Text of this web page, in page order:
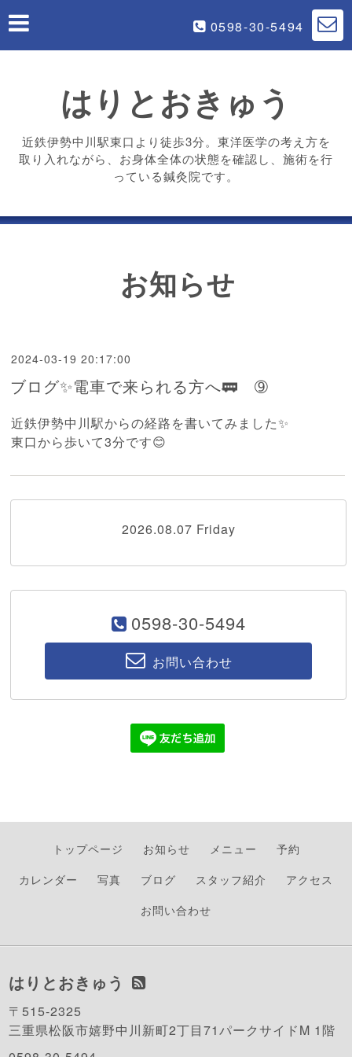
0598-30-5494
はりとおきゅう
近鉄伊勢中川駅東口より徒歩3分。東洋医学の考え方を
取り入れながら、お身体全体の状態を確認し、施術を行
っている鍼灸院です。
お知らせ
2024-03-19 20:17:00
ブログ✨電車で来られる方へ🚃 ➈
近鉄伊勢中川駅からの経路を書いてみました✨
東口から歩いて3分です😊
2026.08.07 Friday
0598-30-5494
お問い合わせ
トップページ お知らせ メニュー
予約
カレンダー
写真 ブログ スタッフ紹介
アクセス
お問い合わせ
はりとおきゅう
〒515-2325
三重県松阪市嬉野中川新町2丁目71パークサイドM 1階